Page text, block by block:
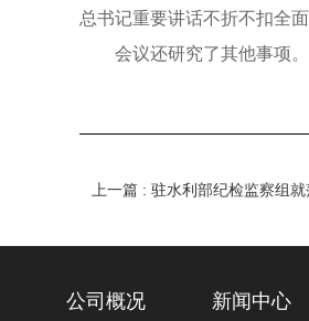
总书记重要讲话不折不扣全面
会议还研究了其他事项。
上一篇 : 驻水利部纪检监察组
公司概况 新闻中心